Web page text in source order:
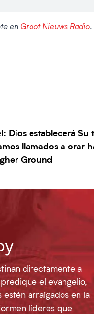
en Groot Nieuws Radio.
Dios establecerá Su
llamados a orar
Ground
directamente a
el evangelio,
estén arraigados en la
líderes que